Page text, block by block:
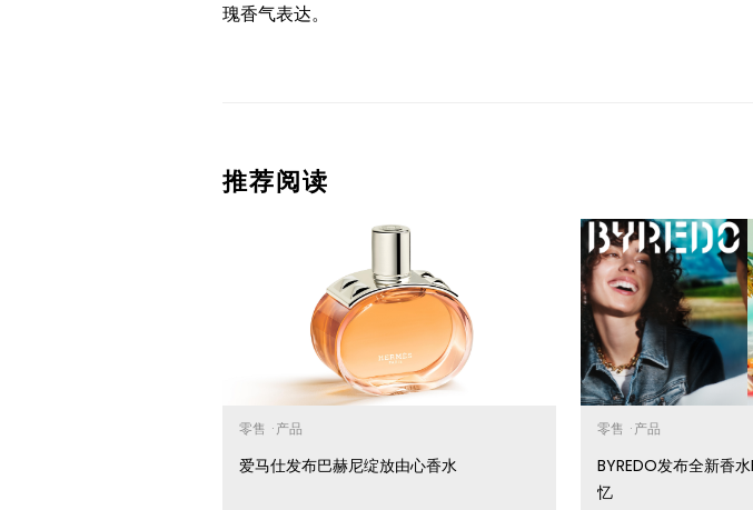
瑰香气表达。
推荐阅读
零售 ·产品
爱马仕发布巴赫尼绽放由心香水
零售 ·产品
BYREDO发布全新香
忆